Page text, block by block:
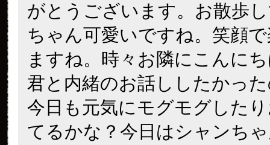
がとうございます。お散歩
ちゃん可愛いですね。笑顔
ますね。時々お隣にこんに
君と内緒のお話ししたかっ
今日も元気にモグモグした
てるかな？今日はシャンち